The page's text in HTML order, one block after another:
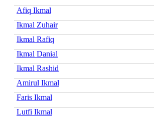
Afiq Ikmal
Ikmal Zuhair
Ikmal Rafiq
Ikmal Danial
Ikmal Rashid
Amirul Ikmal
Faris Ikmal
Lutfi Ikmal